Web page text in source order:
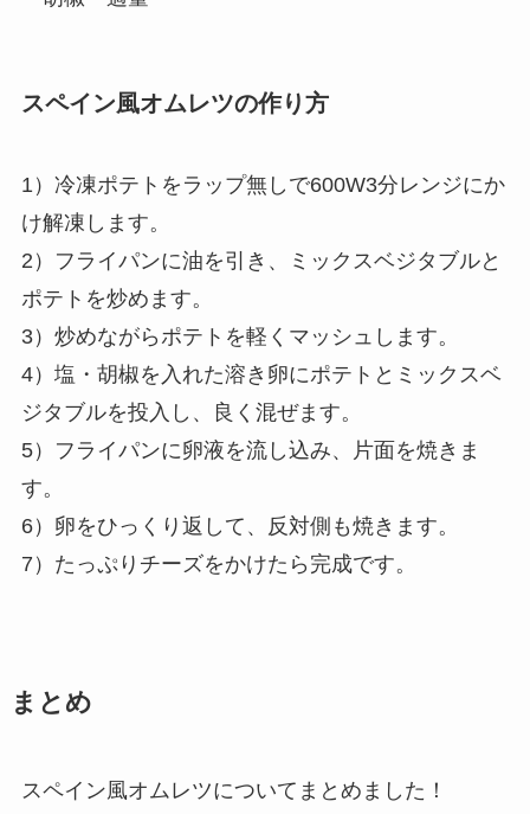
スペイン風オムレツの作り方
1）冷凍ポテトをラップ無しで600W3分レンジにか
け解凍します。
2）フライパンに油を引き、ミックスベジタブルと
ポテトを炒めます。
3）炒めながらポテトを軽くマッシュします。
4）塩・胡椒を入れた溶き卵にポテトとミックスベ
ジタブルを投入し、良く混ぜます。
5）フライパンに卵液を流し込み、片面を焼きま
す。
6）卵をひっくり返して、反対側も焼きます。
7）たっぷりチーズをかけたら完成です。
まとめ
スペイン風オムレツについてまとめました！